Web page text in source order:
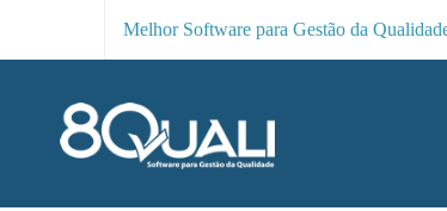
Melhor Software para Gestão da